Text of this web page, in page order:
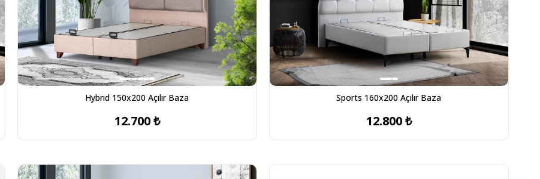
Hybrıd 150x200 Açılır Baza
12.700 ₺
Sports 160x200 Açılır Baza
12.800 ₺